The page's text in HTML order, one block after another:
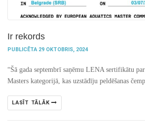
Ir rekords
PUBLICĒTA 29 OKTOBRIS, 2024
“Šā gada septembrī saņēmu LENA sertifikātu
Masters kategorijā, kas uzstādīju peldēšanas
LASĪT TĀLĀK